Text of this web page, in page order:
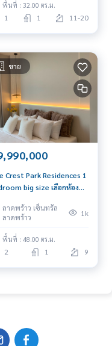
พื้นที่ : 32.00 ตร.ม.
1 1 11-20
ขาย
Crest Park Residences 1
big size เลือกห้อง
956-6289
ลาดพร้าว เซ็นทรัล
ลาดพร้าว
1k
พื้นที่ : 48.00 ตร.ม.
2 1 9